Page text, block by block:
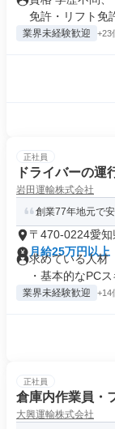
免許・リフト免
業界未経験歓迎 +23
正社員
ドライバーの
岩田運輸株式会社
創業77年地元で
〒470-0224愛
月給25万円以上
求めている人材
・基本的なPCス
業界未経験歓迎 +14
正社員
倉庫内作業員・
大興運輸株式会社